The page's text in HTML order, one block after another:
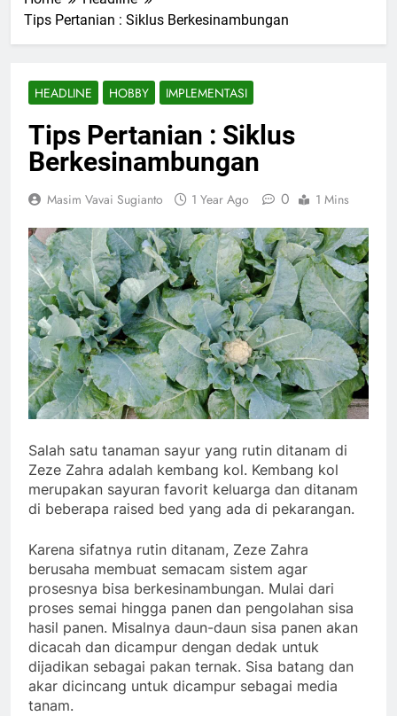
Tips Pertanian : Siklus Berkesinambungan
HEADLINE HOBBY IMPLEMENTASI
Tips Pertanian : Siklus
Berkesinambungan
Masim Vavai Sugianto 1 Year Ago 0 1 Mins
Salah satu tanaman sayur yang rutin ditanam di
Zeze Zahra adalah kembang kol. Kembang kol
merupakan sayuran favorit keluarga dan ditanam
di beberapa raised bed yang ada di pekarangan.
Karena sifatnya rutin ditanam, Zeze Zahra
berusaha membuat semacam sistem agar
prosesnya bisa berkesinambungan. Mulai dari
proses semai hingga panen dan pengolahan sisa
hasil panen. Misalnya daun-daun sisa panen akan
dicacah dan dicampur dengan dedak untuk
dijadikan sebagai pakan ternak. Sisa batang dan
akar dicincang untuk dicampur sebagai media
tanam.